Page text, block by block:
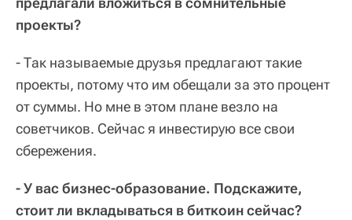
проекты?
- Так называемые друзья предлагают такие
проекты, потому что им обещали за это процент
от суммы. Но мне в этом плане везло на
советчиков. Сейчас я инвестирую все свои
сбережения.
- У вас бизнес-образование. Подскажите,
стоит ли вкладываться в биткоин сейчас?